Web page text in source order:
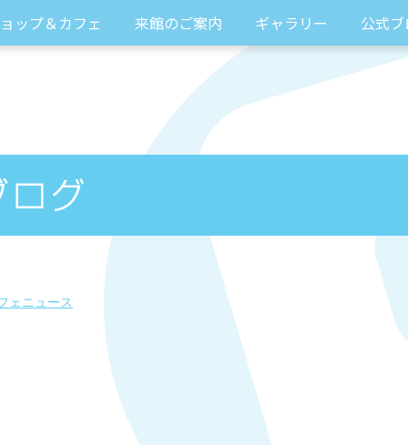
ップ＆カフェ 来館のご案内 ギャラリー 公式
ェニュース